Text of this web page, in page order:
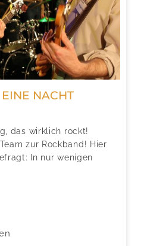
NACHT
das wirklich rockt!
zur Rockband! Hier
In nur wenigen